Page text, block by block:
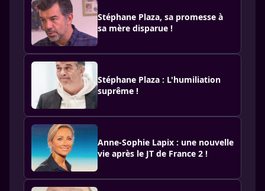
Stéphane Plaza, sa promesse à
sa mère disparue !
Stéphane Plaza : L'humiliation
suprême !
Anne-Sophie Lapix : une nouvelle
vie après le JT de France 2 !